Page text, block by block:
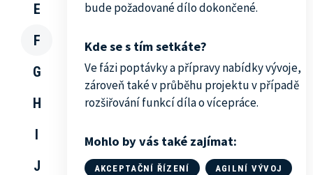
E
F
G
H
I
J
bude požadované dílo dokončené.
Kde se s tím setkáte?
Ve fázi poptávky a přípravy nabídky vývoje,
zároveň také v průběhu projektu v případě
rozšiřování funkcí díla o vícepráce.
Mohlo by vás také zajímat:
AKCEPTAČNÍ ŘÍZENÍ AGILNÍ VÝVOJ